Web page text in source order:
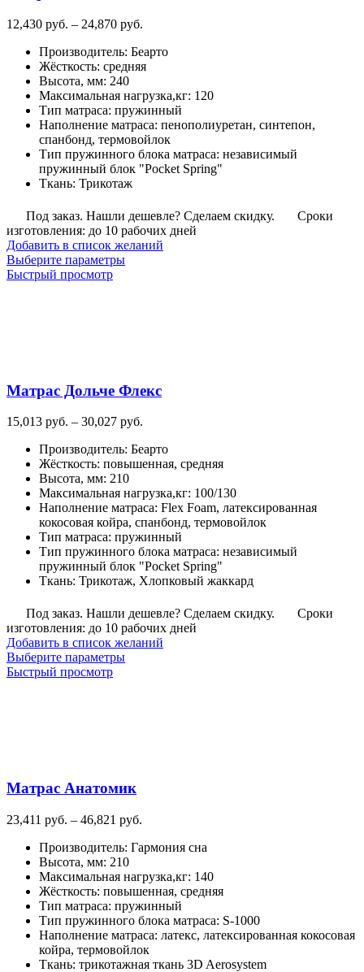
12,430 руб. – 24,870 руб.
12,430
руб.
24,870
руб.
Производитель: Беарто
Жёсткость: средняя
Высота, мм: 240
Максимальная нагрузка,кг: 120
Тип матраса: пружинный
Наполнение матраса: пенополиуретан, синтепон,
спанбонд, термовойлок
Тип пружинного блока матраса: независимый
пружинный блок "Pocket Spring"
Ткань: Трикотаж
Под заказ. Нашли дешевле? Сделаем скидку.
Сроки
изготовления: до 10 рабочих дней
Добавить в список желаний
Выберите параметрыЭтот
странице
Быстрый просмотр
Матрас Дольче Флекс
15,013 руб. – 30,027 руб.
15,013
руб.
30,027
руб.
Производитель: Беарто
Жёсткость: повышенная, средняя
Высота, мм: 210
Максимальная нагрузка,кг: 100/130
Наполнение матраса: Flex Foam, латексированная
кокосовая койра, спанбонд, термовойлок
Тип матраса: пружинный
Тип пружинного блока матраса: независимый
пружинный блок "Pocket Spring"
Ткань: Трикотаж, Хлопковый жаккард
Под заказ. Нашли дешевле? Сделаем скидку.
Сроки
изготовления: до 10 рабочих дней
Добавить в список желаний
Выберите параметрыЭтот
странице
Быстрый просмотр
Матрас Анатомик
23,411 руб. – 46,821 руб.
23,411
–
46,821
руб.
Производитель: Гармония сна
Высота, мм: 210
Максимальная нагрузка,кг: 140
Жёсткость: повышенная, средняя
Тип матраса: пружинный
Тип пружинного блока матраса: S-1000
Наполнение матраса: латекс, латексированная кокосовая
койра, термовойлок
Ткань: трикотажная ткань 3D Aerosystem